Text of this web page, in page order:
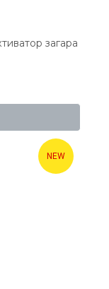
загара
NEW